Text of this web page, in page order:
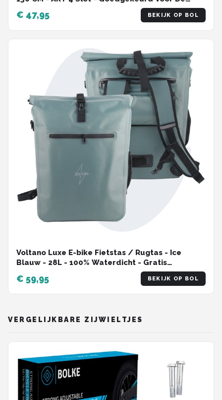
Fiets, Scooter en Motor Verzekering -
Scooterslot / Brommerslot / Motorslot
€ 47,95 BEKIJK OP BOL
Voltano Luxe E-bike Fietstas / Rugtas - Ice
Blauw - 28L - 100% Waterdicht - Gratis
Schouderband - Met Groot Laptop Vak
€ 59,95 BEKIJK OP BOL
VERGELIJKBARE ZIJWIELTJES